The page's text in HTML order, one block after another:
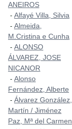
ANEIROS
- Alfayé Villa, Silvia
- Almeida,
M.Cristina e Cunha
- ALONSO
ÁLVAREZ, JOSE
NICANOR
- Alonso
Fernández, Alberte
- Álvarez González,
Martín / Jiménez
Paz, Mª del Carmen